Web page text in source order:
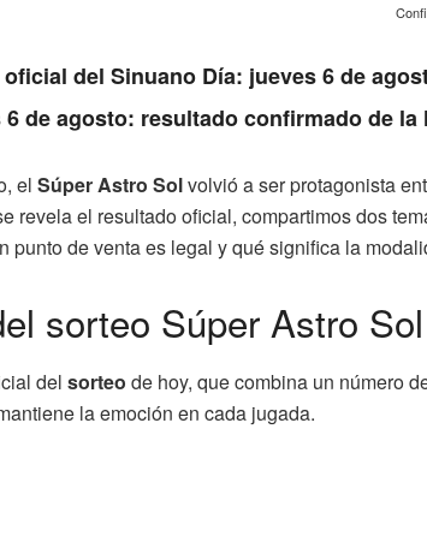
del Sinuano Día: jueves 6 de
de agosto: resultado confirmado de la
el Súper Astro Solvolvió a ser protagonista
revela el resultado oficial, compartimos dos
de venta es legal y qué significa la
sorteo Súper Astro
del sorteo de hoy, que combina un número
la emoción en cada jugada.